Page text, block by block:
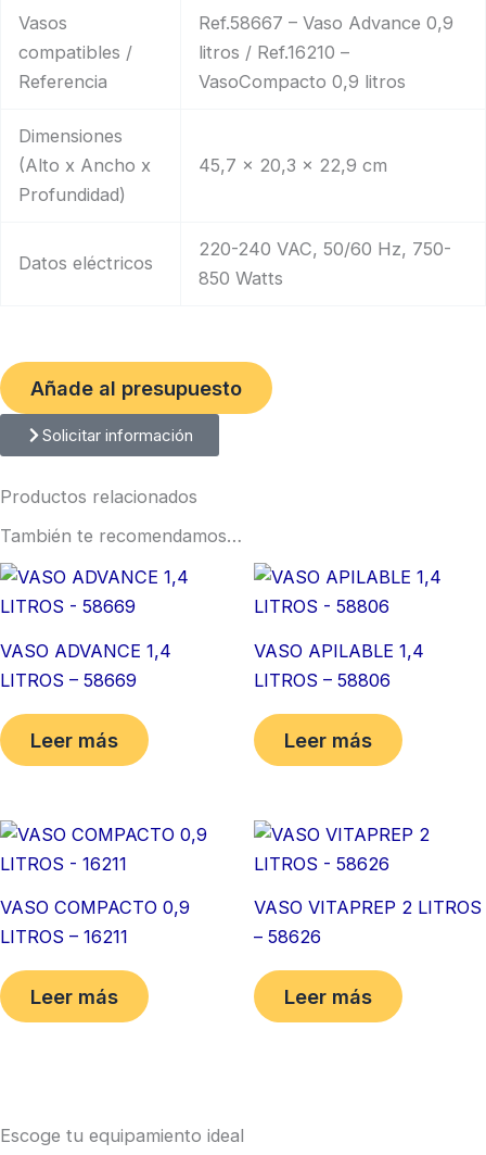
Vasos
compatibles /
Referencia
Ref.58667 – Vaso Advance 0,9
litros / Ref.16210 –
VasoCompacto 0,9 litros
Dimensiones
(Alto x Ancho x
Profundidad)
45,7 x 20,3 x 22,9 cm
Datos eléctricos
220-240 VAC, 50/60 Hz, 750-
850 Watts
Añade al presupuesto
Solicitar información
Productos relacionados
También te recomendamos…
VASO ADVANCE 1,4
LITROS – 58669
Leer más
VASO APILABLE 1,4
LITROS – 58806
Leer más
VASO COMPACTO 0,9
LITROS – 16211
Leer más
VASO VITAPREP 2 LITROS
– 58626
Leer más
Escoge tu equipamiento ideal